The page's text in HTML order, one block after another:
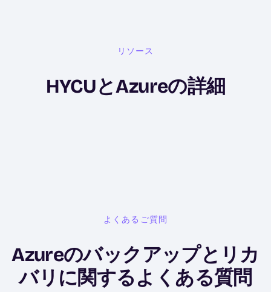
リソース
HYCUとAzureの詳細
よくあるご質問
Azureのバックアップとリカ
バリに関するよくある質問